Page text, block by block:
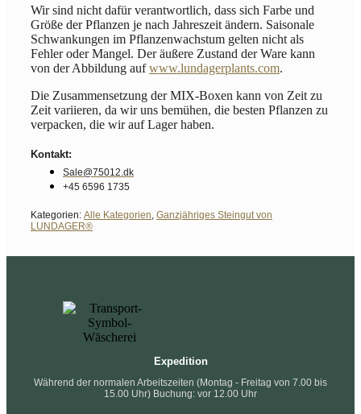
Wir sind nicht dafür verantwortlich, dass sich Farbe und
Größe der Pflanzen je nach Jahreszeit ändern. Saisonale
Schwankungen im Pflanzenwachstum gelten nicht als
Fehler oder Mangel. Der äußere Zustand der Ware kann
von der Abbildung aufwww.lundagerplants.com.
Die Zusammensetzung der MIX-Boxen kann von Zeit zu
Zeit variieren, da wir uns bemühen, die besten Pflanzen zu
verpacken, die wir auf Lager haben.
Kontakt:
Sale@75012.dk
+45 6596 1735
Kategorien: Alle Kategorien Ganzjähriges Steingut von
LUNDAGER®
Expedition
Während der normalen Arbeitszeiten (Montag - Freitag von 7.00 bis
15.00 Uhr) Buchung: vor 12.00 Uhr